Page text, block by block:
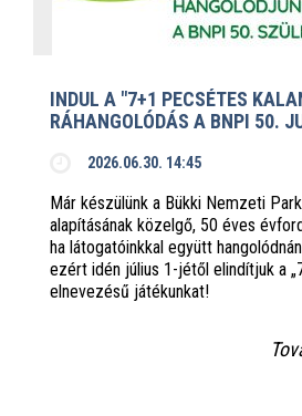
INDUL A "7+1 PECSÉTES
RÁHANGOLÓDÁS A BNPI 50.
2026.06.30. 14:45
Már készülünk a Bükki Nemzeti
alapításának közelgő, 50 éves
ha látogatóinkkal együtt
ezért idén július 1-jétől elindítjuk a
elnevezésű játékunkat!